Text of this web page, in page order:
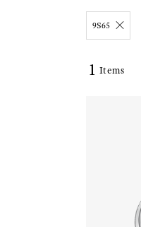
9S65
1 Items